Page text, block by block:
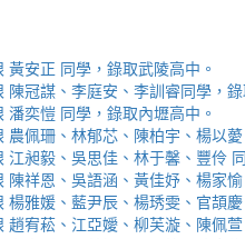
安正 同學，錄取武陵高中。
冠謀、李庭安、李訓睿同學，
奕愷 同學，錄取內壢高中。
佩珊、林郁芯、陳柏宇、楊以
昶毅、吳思佳、林于馨、豐伶
祥恩、吳語涵、黃佳妤、楊家
雅媛、藍尹辰、楊琇雯、官頡
宥菘、江亞嬡、柳芙漩、陳佩